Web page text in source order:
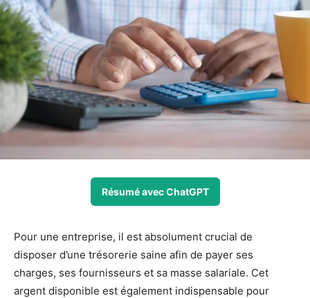
Résumé avec ChatGPT
Pour une entreprise, il est absolument crucial de
disposer d’une trésorerie saine afin de payer ses
charges, ses fournisseurs et sa masse salariale. Cet
argent disponible est également indispensable pour